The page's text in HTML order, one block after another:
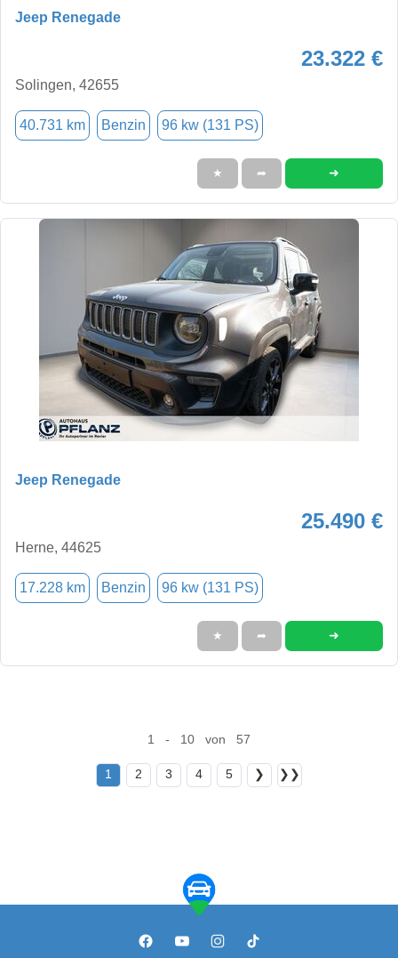
Jeep Renegade
23.322 €
Solingen, 42655
40.731 km Benzin 96 kw (131 PS)
★ ➦ ➜
Jeep Renegade
25.490 €
Herne, 44625
17.228 km Benzin 96 kw (131 PS)
★ ➦ ➜
1 - 10 von 57
1 2 3 4 5 ❯ ❯❯